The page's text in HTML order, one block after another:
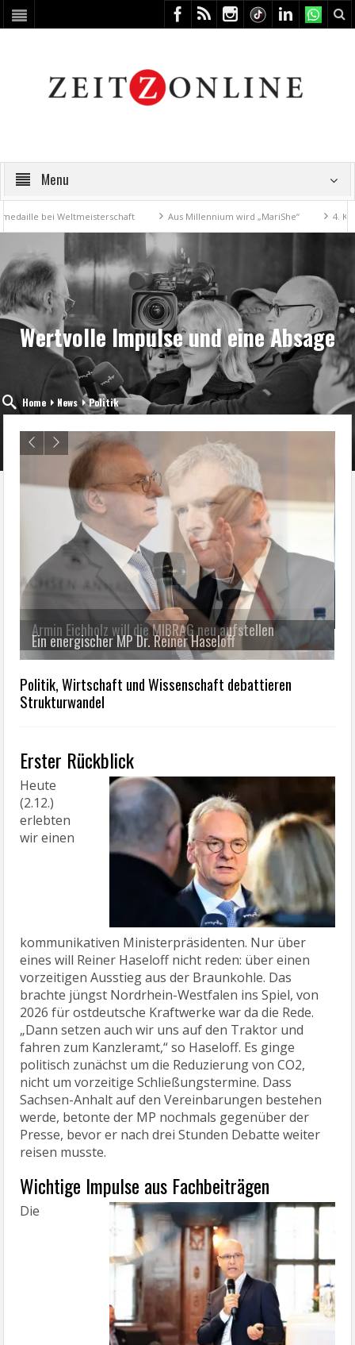
Menu
Weltmeisterschaft Aus Millennium wird „MariShe“ 4. Kunstfest
Wertvolle Impulse und eine Absage
Home News Politik
Armin Eichholz will die MIBRAG neu aufstellen
Politik, Wirtschaft und Wissenschaft debattieren
Strukturwandel
Erster Rückblick
(2.12.)
erlebten
wir einen
kommunikativen Ministerpräsidenten. Nur über
eines will Reiner Haseloff nicht reden: über einen
vorzeitigen Ausstieg aus der Braunkohle. Das
brachte jüngst Nordrhein-Westfalen ins Spiel, von
2026 für ostdeutsche Kraftwerke war da die Rede.
„Dann setzen auch wir uns auf den Traktor und
fahren zum Kanzleramt,“ so Haseloff. Es ginge
politisch zunächst um die Reduzierung von CO2,
nicht um vorzeitige Schließungstermine. Dass
Sachsen-Anhalt auf den Vereinbarungen bestehen
werde, betonte der MP nochmals gegenüber der
Presse, bevor er nach drei Stunden Debatte weiter
reisen musste.
Wichtige Impulse aus Fachbeiträgen